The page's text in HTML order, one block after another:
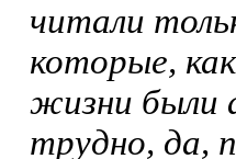
читали
которые,
жизни были
трудно, да,